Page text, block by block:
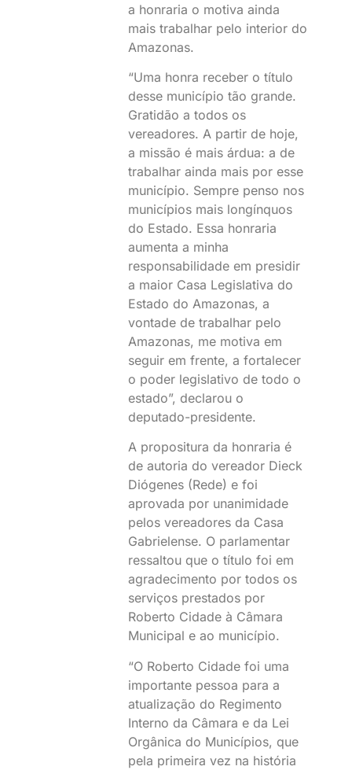
a honraria o motiva ainda
mais trabalhar pelo interior do
Amazonas.
“Uma honra receber o título
desse município tão grande.
Gratidão a todos os
vereadores. A partir de hoje,
a missão é mais árdua: a de
trabalhar ainda mais por esse
município. Sempre penso nos
municípios mais longínquos
do Estado. Essa honraria
aumenta a minha
responsabilidade em presidir
a maior Casa Legislativa do
Estado do Amazonas, a
vontade de trabalhar pelo
Amazonas, me motiva em
seguir em frente, a fortalecer
o poder legislativo de todo o
estado”, declarou o
deputado-presidente.
A propositura da honraria é
de autoria do vereador Dieck
Diógenes (Rede) e foi
aprovada por unanimidade
pelos vereadores da Casa
Gabrielense. O parlamentar
ressaltou que o título foi em
agradecimento por todos os
serviços prestados por
Roberto Cidade à Câmara
Municipal e ao município.
“O Roberto Cidade foi uma
importante pessoa para a
atualização do Regimento
Interno da Câmara e da Lei
Orgânica do Municípios, que
pela primeira vez na história